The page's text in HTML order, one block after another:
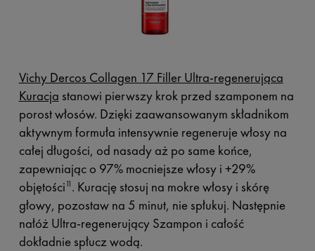
Vichy Dercos Collagen 17 Filler Ultra-regenerująca
Kuracja stanowi pierwszy krok przed szamponem na
porost włosów. Dzięki zaawansowanym składnikom
aktywnym formuła intensywnie regeneruje włosy na
całej długości, od nasady aż po same końce,
zapewniając o 97% mocniejsze włosy i +29%
objętości 11 . Kurację stosuj na mokre włosy i skórę
głowy, pozostaw na 5 minut, nie spłukuj. Następnie
nałóż Ultra-regenerujący Szampon i całość
dokładnie spłucz wodą.